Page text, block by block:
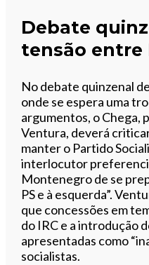
Debate
tensão entre
No debate quinzenal
onde se espera uma
argumentos, o Chega,
Ventura, deverá
manter o Partido
interlocutor
Montenegro de se
PS e à esquerda”.
que concessões em
do IRC e a introdução
apresentadas como
socialistas.